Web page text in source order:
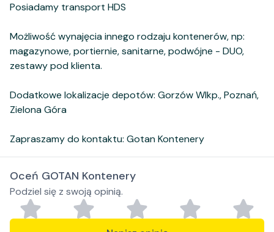
Posiadamy transport HDS
Możliwość wynajęcia innego rodzaju kontenerów, np:
magazynowe, portiernie, sanitarne, podwójne - DUO,
zestawy pod klienta.
Dodatkowe lokalizacje depotów: Gorzów Wlkp., Poznań,
Zielona Góra
Zapraszamy do kontaktu: Gotan Kontenery
Oceń GOTAN Kontenery
Podziel się z swoją opinią.